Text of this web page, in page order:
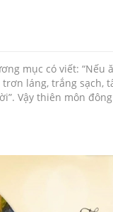
mục có viết: “Nếu
láng, trắng sạch,
Vậy thiên môn đông
cong và mọc xoắn
nhỏ của cây biến
được gọi là diệp
Rễ củ, thường mọc